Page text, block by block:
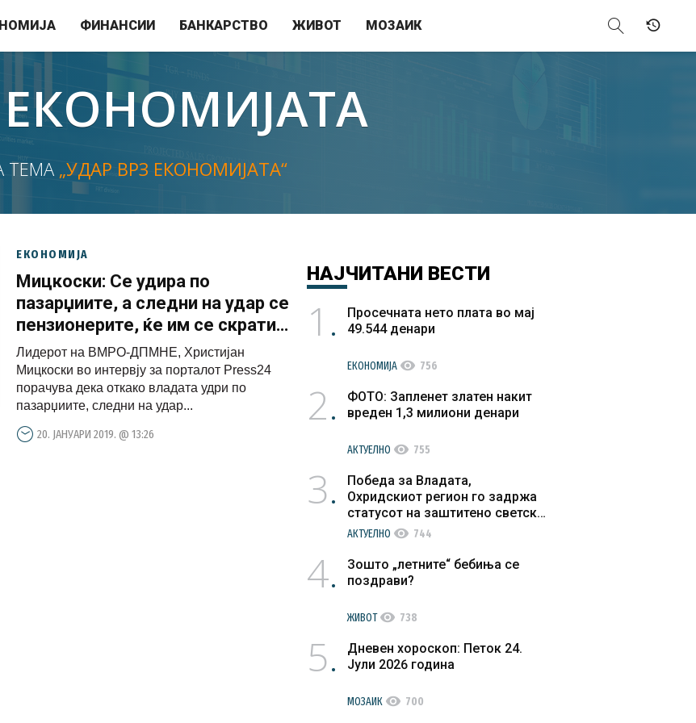
ФИНАНСИИ БАНКАРСТВО ЖИВОТ МОЗАИК
ТЕМА „УДАР ВРЗ ЕКОНОМИЈАТА“
ЕКОНОМИЈА
Мицкоски: Се удира по
пазарџиите, а следни на удар се
пензионерите, ќе им се скрати
законското зголемување на
пензиите
Лидерот на ВМРО-ДПМНЕ, Христијан
Мицкоски во интервју за порталот Press24
порачува дека откако владата удри по
пазарџиите, следни на удар...
20. ЈАНУАРИ 2019. @ 13:26
НАЈЧИТАНИ ВЕСТИ
1
Просечната нето плата во мај
49.544 денари
ЕКОНОМИЈА visibility 756
2
ФОТО: Запленет златен накит
вреден 1,3 милиони денари
АКТУЕЛНО visibility 755
3
Победа за Владата,
Охридскиот регион го задржа
статусот на заштитено светско
културно наследство
АКТУЕЛНО visibility 744
4
Зошто „летните“ бебиња се
поздрави?
ЖИВОТvisibility 738
5
Дневен хороскоп: Петок 24.
Јули 2026 година
МОЗАИК visibility 700